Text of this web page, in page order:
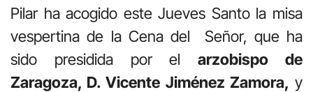
Pilar ha acogido este Jueves Santo la misa
vespertina de la Cena del Señor, que ha
sido presidida por elarzobispo de
Zaragoza, D. Vicente Jiménez Zamora, y